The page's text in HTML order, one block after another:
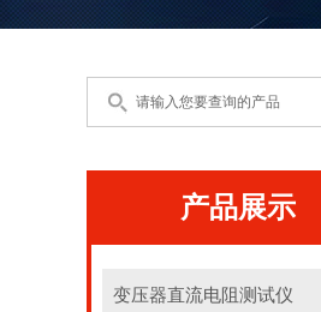
产品展示
变压器直流电阻测试仪